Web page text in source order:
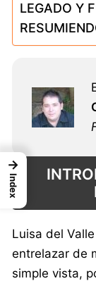
LEGADO Y
Luisa del
entrelazar de
simple vista,
→
Index